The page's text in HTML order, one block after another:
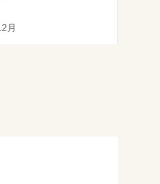
月